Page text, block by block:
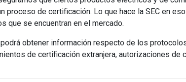
proceso de certificación. Lo que hace la SEC en
que se encuentran en el mercado.
obtener información respecto de los
de certificación extranjera, autorizaciones de